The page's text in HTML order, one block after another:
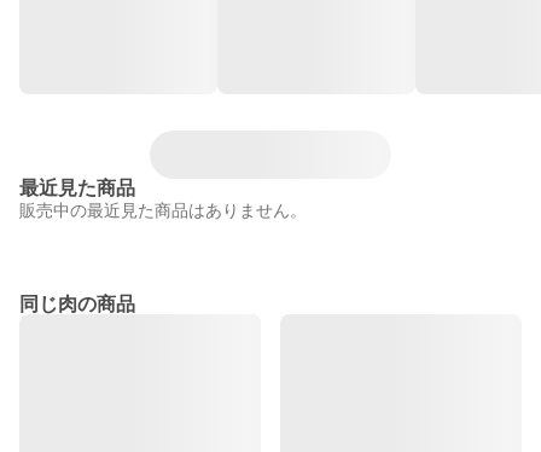
最近見た商品
販売中の最近見た商品はありません。
同じ肉の商品